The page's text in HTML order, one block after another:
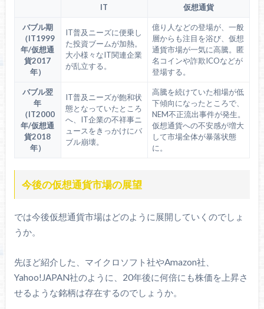
IT 仮想通貨
バブル期
（IT1999
年/仮想通
貨2017
年）
IT普及ニーズに便乗し
た投資ブームが加熱。
大小様々なIT関連企業
が乱立する。
億り人などの登場が、一般
層からも注目を浴び、仮想
通貨市場が一気に高騰。匿
名コインや詐欺ICOなどが
登場する。
バブル翌
年
（IT2000
年/仮想通
貨2018
年）
IT普及ニーズが飽和状
態となっていたところ
へ、IT企業の不祥事ニ
ュースをきっかけにバ
ブル崩壊。
高騰を続けていた相場が低
下傾向になったところで、
NEM不正流出事件が発生。
仮想通貨への不安感が増大
して市場全体が暴落状態
に。
今後の仮想通貨市場の展望
では今後仮想通貨市場はどのように展開していくのでしょ
うか。
先ほど紹介した、マイクロソフト社やAmazon社、
Yahoo!JAPAN社のように、20年後に何倍にも株価を上昇さ
せるような銘柄は存在するのでしょうか。